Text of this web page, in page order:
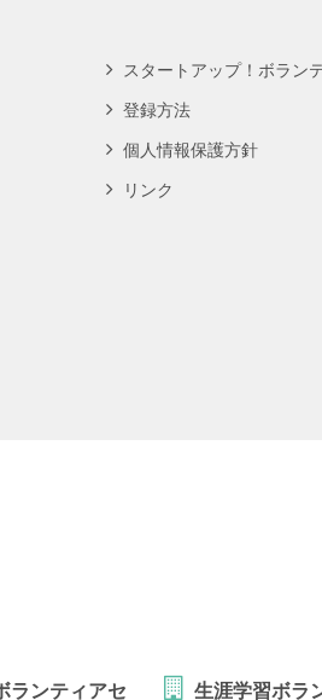
スタートアップ！ボラン
登録方法
個人情報保護方針
リンク
ランティアセ 生涯学習ボラ